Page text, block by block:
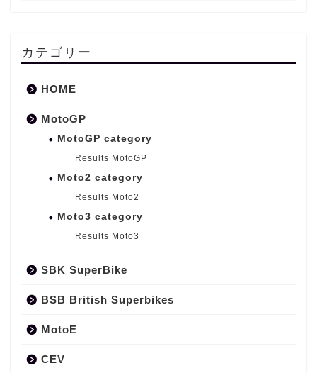
カテゴリー
HOME
MotoGP
MotoGP category
Results MotoGP
Moto2 category
Results Moto2
Moto3 category
Results Moto3
SBK SuperBike
BSB British Superbikes
MotoE
CEV